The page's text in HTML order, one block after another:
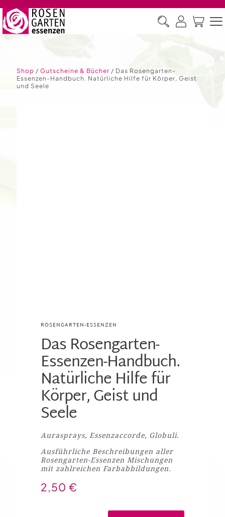
Shop / Gutscheine & Bücher / Das Rosengarten-
Essenzen-Handbuch. Natürliche Hilfe für Körper, Geist
und Seele
ROSENGARTEN-ESSENZEN
Das Rosengarten-
Essenzen-Handbuch.
Natürliche Hilfe für
Körper, Geist und
Seele
Aurasprays, Essenzaccorde, Globuli.
Ausführliche Beschreibungen aller
Rosengarten-Essenzen Mischungen
mit zahlreichen Farbabbildungen.
2,50 €